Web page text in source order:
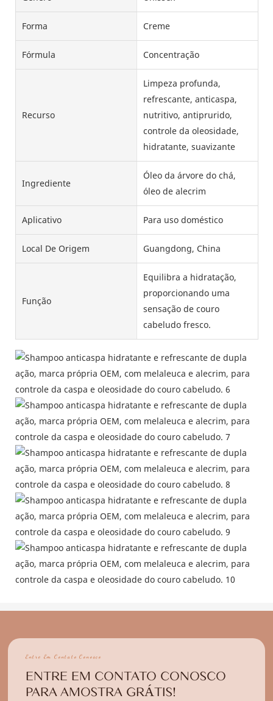
Forma Creme
Fórmula Concentração
Recurso
Limpeza profunda,
refrescante, anticaspa,
nutritivo, antiprurido,
controle da oleosidade,
hidratante, suavizante
Ingrediente
Óleo da árvore do chá,
óleo de alecrim
Aplicativo Para uso doméstico
Local De Origem Guangdong, China
Função
Equilibra a hidratação,
proporcionando uma
sensação de couro
cabeludo fresco.
Entre Em Contato Conosco
ENTRE EM CONTATO CONOSCO
PARA AMOSTRA GRÁTIS!